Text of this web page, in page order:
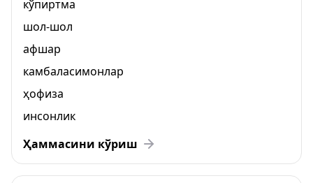
кўпиртма
шол-шол
афшар
камбаласимонлар
ҳофиза
инсонлик
Ҳаммасини кўриш